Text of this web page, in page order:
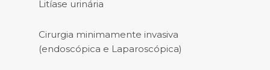
Litíase urinária
Cirurgia minimamente invasiva
(endoscópica e Laparoscópica)